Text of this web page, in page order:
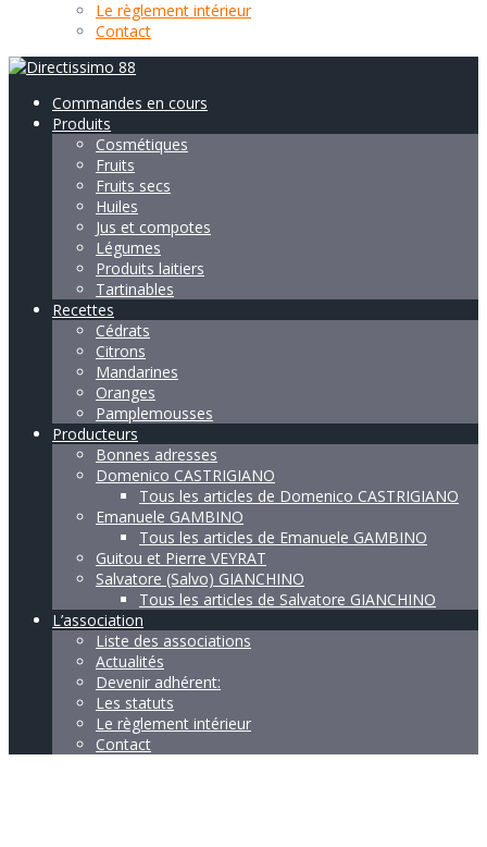
Le règlement intérieur
Contact
Commandes en cours
Produits
Cosmétiques
Fruits
Fruits secs
Huiles
Jus et compotes
Légumes
Produits laitiers
Tartinables
Recettes
Cédrats
Citrons
Mandarines
Oranges
Pamplemousses
Producteurs
Bonnes adresses
Domenico CASTRIGIANO
Tous les articles de Domenico CASTRIGIANO
Emanuele GAMBINO
Tous les articles de Emanuele GAMBINO
Guitou et Pierre VEYRAT
Salvatore (Salvo) GIANCHINO
Tous les articles de Salvatore GIANCHINO
L’association
Liste des associations
Actualités
Devenir adhérent:
Les statuts
Le règlement intérieur
Contact